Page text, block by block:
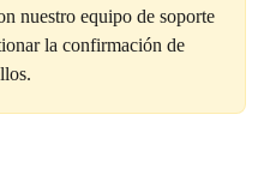
nuestro equipo de soporte
la confirmación de